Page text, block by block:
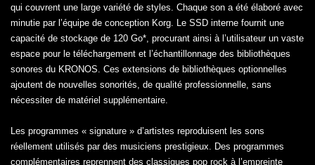
qui couvrent une large variété de styles. Chaque son a été élaboré avec
minutie par l’équipe de conception Korg. Le SSD interne fournit une
capacité de stockage de 120 Go*, procurant ainsi à l’utilisateur un vaste
espace pour le téléchargement et l’échantillonnage des bibliothèques
sonores du KRONOS. Ces extensions de bibliothèques optionnelles
ajoutent de nouvelles sonorités, de qualité professionnelle, sans
nécessiter de matériel supplémentaire.
Les programmes « signature » d’artistes reproduisent les sons
réellement utilisés par des musiciens prestigieux. Des programmes
complémentaires reprennent des classiques pop rock à l’empreinte